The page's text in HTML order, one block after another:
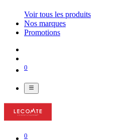
Voir tous les produits
Nos marques
Promotions
0
0